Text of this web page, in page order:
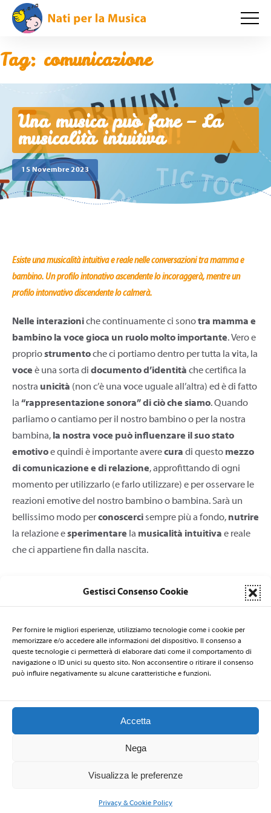
Gestisci Consenso Cookie
Per fornire le migliori esperienze, utilizziamo tecnologie come i cookie per
memorizzare e/o accedere alle informazioni del dispositivo. Il consenso a
queste tecnologie ci permetterà di elaborare dati come il comportamento di
navigazione o ID unici su questo sito. Non acconsentire o ritirare il consenso
può influire negativamente su alcune caratteristiche e funzioni.
Accetta
Nega
Visualizza le preferenze
Privacy & Cookie Policy
Tag: comunicazione
Una musica può fare – La
musicalità intuitiva
15 Novembre 2023
Esiste una musicalità intuitiva e realenelle conversazioni tra mamma e
bambino. Un profilo intonativo ascendente lo incoraggerà, mentre un
profilo intonvativo discendente lo calmerà.
Nelle interazioniche continuamente ci sonotra mamma e
bambino la voce gioca un ruolo molto importante. Vero e
propriostrumentoche ci portiamo dentro per tutta la vita, la
voce è una sorta di documento d’identità che certifica la
nostra unicità (non c’è una voce uguale all’altra) ed è di fatto
la “rappresentazione sonora” di ciò che siamo. Quando
parliamo o cantiamo per il nostro bambino o per la nostra
bambina, la nostra voce può influenzare il suo stato
emotivoe quindi è importante averecura di questo mezzo
di comunicazione e di relazione, approfittando di ogni
momento per utilizzarlo (e farlo utilizzare) e per osservare le
reazioni emotive del nostro bambino o bambina. Sarà un
bellissimo modo perconoscercisempre più a fondo, nutrire
la relazione esperimentare la musicalità intuitiva e reale
che ci appartiene fin dalla nascita.
LA SEGRETERIA DI NATI PER LA MUSICA È AFFIDATA AL CSB
Centro per la Salute delle Bambine e dei Bambini- via Nicolò de
Telefono: +39 040 3220447 - Fax: +39 040 306839